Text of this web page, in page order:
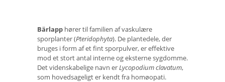
Bärlapp hører til familien af ​​vaskulære
sporplanter (Pteridophyta). De plantedele, der
bruges i form af et fint sporpulver, er effektive
mod et stort antal interne og eksterne sygdomme.
Det videnskabelige navn erLycopodium clavatum,
som hovedsageligt er kendt fra homøopati.